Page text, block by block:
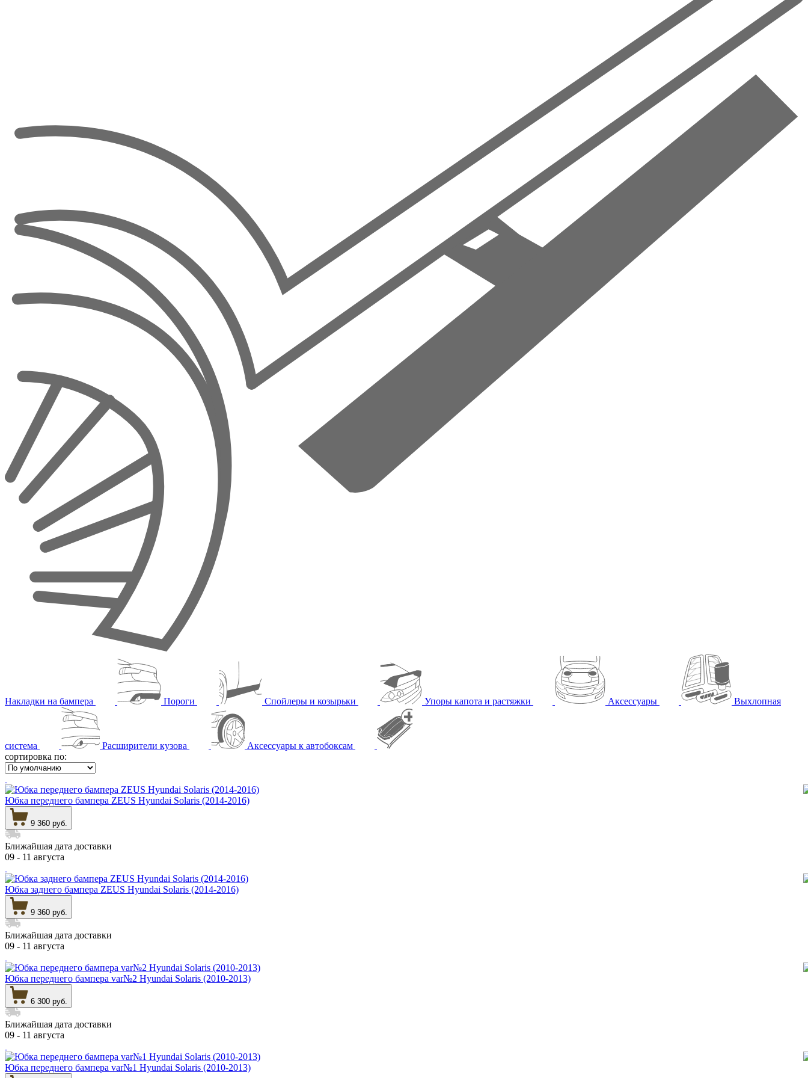
Накладки на бампера Пороги Спойлеры и козырьки Упоры капота и растяжки Аксессуары Выхлопная
система Расширители кузова
Аксессуары к автобоксам
сортировка по:
Юбка переднего бампера ZEUS Hyundai Solaris (2014-2016)
9 360 руб.
Ближайшая дата доставки
09 - 11 августа
Юбка заднего бампера ZEUS Hyundai Solaris (2014-2016)
9 360 руб.
Ближайшая дата доставки
09 - 11 августа
Юбка переднего бампера var№2 Hyundai Solaris (2010-2013)
6 300 руб.
Ближайшая дата доставки
09 - 11 августа
Юбка переднего бампера var№1 Hyundai Solaris (2010-2013)